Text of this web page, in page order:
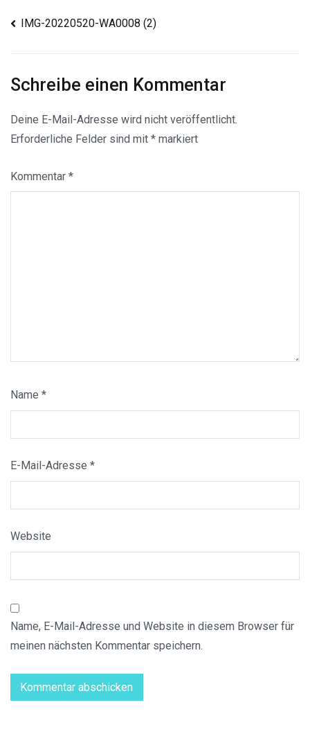
Beitragsnavigation
IMG-20220520-WA0008 (2)
Schreibe einen Kommentar
Deine E-Mail-Adresse wird nicht veröffentlicht.
Erforderliche Felder sind mit * markiert
Kommentar *
Name *
E-Mail-Adresse *
Website
Name, E-Mail-Adresse und Website in diesem Browser für
meinen nächsten Kommentar speichern.